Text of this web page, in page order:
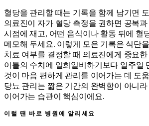
혈당을 관리할 때는 기록을 함께 남기면
의료진이 자가 혈당 측정을 권하면 공복
시점에 재고, 어떤 음식이나 활동 뒤에 혈
메모해 두세요. 이렇게 모은 기록은 식단
치료 여부를 결정할 때 의료진에게 중요
이틀의 수치에 일희일비하기보다 일주일
것이 마음 편하게 관리를 이어가는 데 도
당뇨 관리는 짧은 기간의 완벽함이 아니라
이어가는 습관이 핵심이에요.
이럴 땐 바로 병원에 알리세요